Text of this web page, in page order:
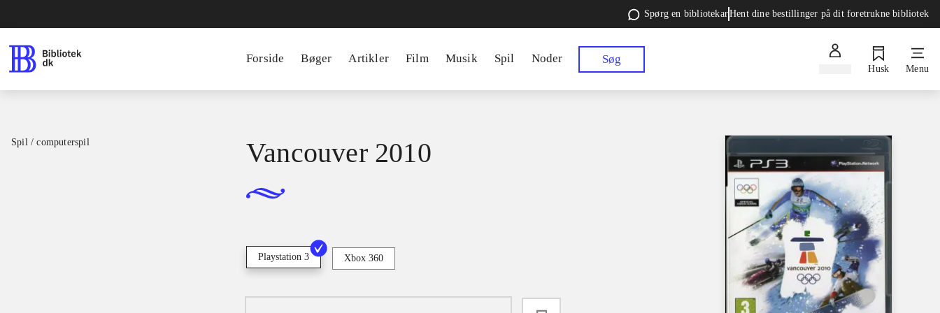
Spørg en bibliotekarHent dine bestillinger på dit foretrukne bibliotek
Forside Bøger Artikler Film Musik Spil Noder Søg
Husk Menu
Spil / computerspil Vancouver 2010
Playstation 3 Xbox 360